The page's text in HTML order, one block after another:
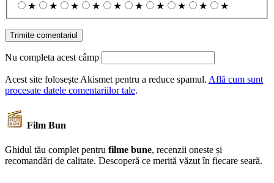
★
★ ★ ★ ★ ★ ★ ★ ★ ★
Nu completa acest câmp
Acest site folosește Akismet pentru a reduce spamul. Află cum sunt
procesate datele comentariilor tale.
Film Bun
Ghidul tău complet pentru filme bune, recenzii oneste și
recomandări de calitate. Descoperă ce merită văzut în fiecare seară.